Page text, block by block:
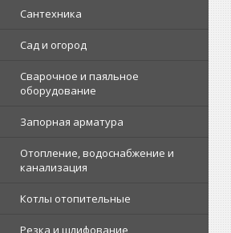
Сантехника
Сад и огород
Сварочное и паяльное
оборудование
Запорная арматура
Отопление, водоснабжение и
канализация
Котлы отопительные
Резка и шлифование